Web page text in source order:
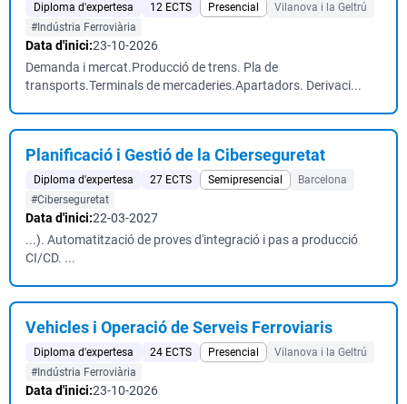
Diploma d'expertesa 12 ECTS Presencial
Vilanova i la Geltrú
#Indústria Ferroviària
Data d'inici:23-10-2026
Demanda i mercat.Producció de trens. Pla de
transports.Terminals de mercaderies.Apartadors. Derivaci...
Planificació i Gestió de la Ciberseguretat
Diploma d'expertesa 27 ECTS Semipresencial
Barcelona
#Ciberseguretat
Data d'inici:22-03-2027
...). Automatització de proves d'integració i pas a producció
CI/CD. ...
Vehicles i Operació de Serveis Ferroviaris
Diploma d'expertesa 24 ECTS Presencial
Vilanova i la Geltrú
#Indústria Ferroviària
Data d'inici:23-10-2026